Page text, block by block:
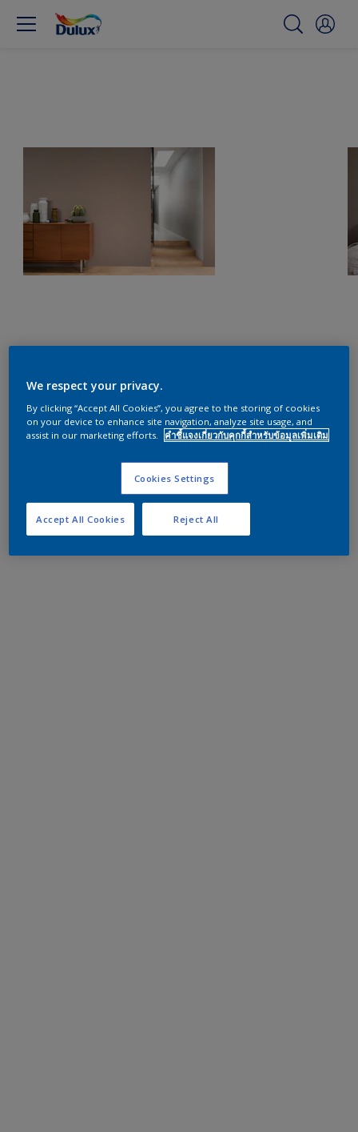
We respect your privacy.
By clicking “Accept All Cookies”, you agree to the storing of cookies
on your device to enhance site navigation, analyze site usage, and
assist in our marketing efforts.
คำชี้แจงเกี่ยวกับคุกกี้สำหรับข้อมูลเพิ่มเติม
Cookies Settings
Reject All
Accept All Cookies